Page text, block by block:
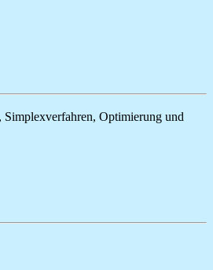
Simplexverfahren, Optimierung und